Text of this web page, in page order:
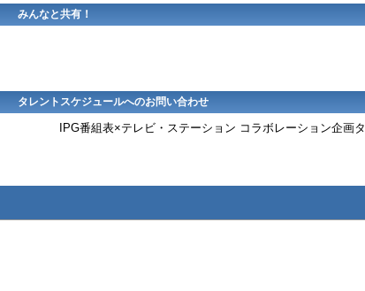
みんなと共有！
タレントスケジュールへのお問い合わせ
IPG番組表×テレビ・ステーション コラボレーション企画